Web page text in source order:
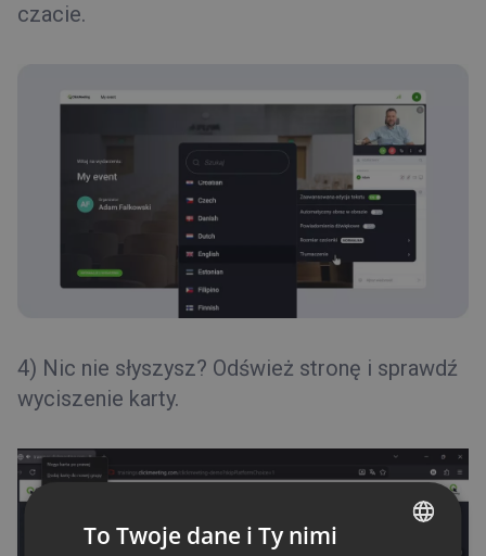
czacie.
4) Nic nie słyszysz? Odśwież stronę i sprawdź
wyciszenie karty.
To Twoje dane i Ty nimi